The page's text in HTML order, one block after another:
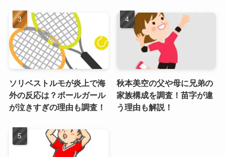
ソリベストルモが炎上で海
外の反応は？ボールガール
が泣きすぎの理由も調査！
秋本美空の父や母に兄弟の
家族構成を調査！苗字が違
う理由も解説！